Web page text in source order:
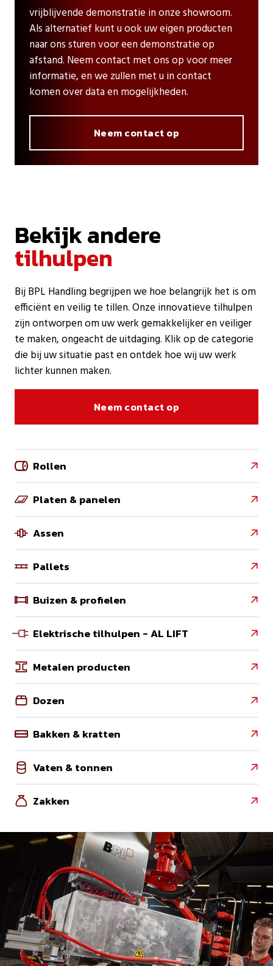
vrijblijvende demonstratie in onze showroom.
Als alternatief kunt u ook uw eigen producten
naar ons sturen voor een demonstratie op
afstand. Neem contact met ons op voor meer
informatie, en we zullen met u in contact
komen over data en mogelijkheden.
Neem contact op
Bekijk andere
tilhulpen
Bij BPL Handling begrijpen we hoe belangrijk het is om
efficiënt en veilig te tillen. Onze innovatieve tilhulpen
zijn ontworpen om uw werk gemakkelijker en veiliger
te maken, ongeacht de uitdaging. Klik op de categorie
die bij uw situatie past en ontdek hoe wij uw werk
lichter kunnen maken.
Neem contact op
Rollen 
Platen & panelen 
Assen 
Pallets 
Buizen & profielen 
Elektrische tilhulpen - AL LIFT 
Metalen producten 
Dozen 
Bakken & kratten 
Vaten & tonnen 
Zakken 